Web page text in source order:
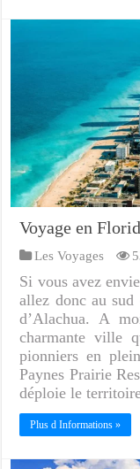
Voyage en
Les Voyages
Si vous avez
allez donc au
d’Alachua. A
charmante ville
pionniers en
Paynes Prairie
déploie le
Plus d Informations »